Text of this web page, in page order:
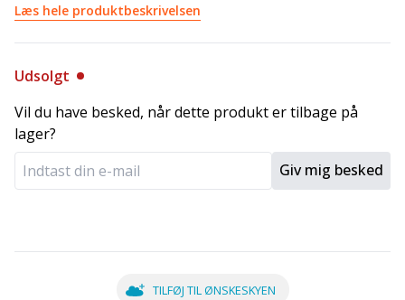
Læs hele produktbeskrivelsen
Udsolgt
Vil du have besked, når dette produkt er tilbage på
lager?
Giv mig besked
TILFØJ TIL ØNSKESKYEN